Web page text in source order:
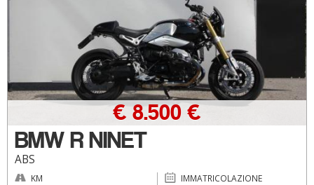
BMW R NINET
ABS
€ 8.500 €
KM IMMATRICOLAZIONE